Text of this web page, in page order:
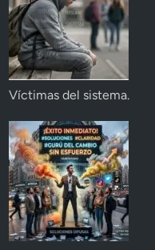
Víctimas del sistema.